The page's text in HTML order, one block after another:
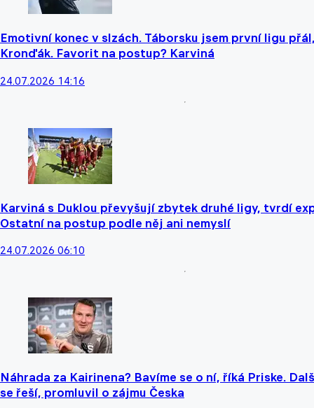
Emotivní konec v slzách. Táborsku jsem první ligu
Kronďák. Favorit na postup? Karviná
24.07.2026 14:16
Karviná s Duklou převyšují zbytek druhé ligy, tvrdí
Ostatní na postup podle něj ani nemyslí
24.07.2026 06:10
Náhrada za Kairinena? Bavíme se o ní, říká Priske.
se řeší, promluvil o zájmu Česka